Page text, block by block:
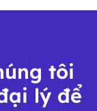
tôi
lý để